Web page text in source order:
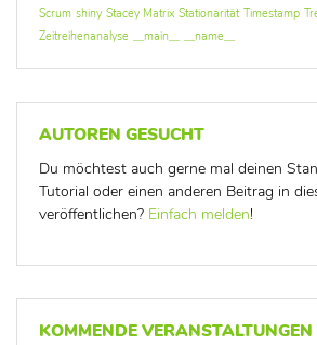
Scrum shiny Stacey Matrix Stationarität Timestamp
Zeitreihenanalyse
__main__ __name__
AUTOREN GESUCHT
Du möchtest auch gerne mal deinen
Tutorial oder einen anderen Beitrag in
veröffentlichen? Einfach melden!
KOMMENDE VERANSTALTUNGEN